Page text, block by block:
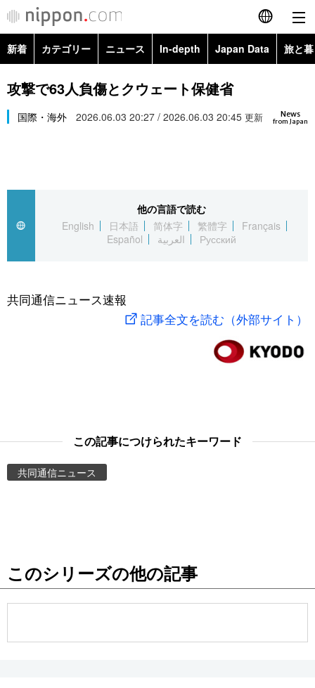
English
简体字
繁體字
العربية
社会
旅と暮らし
東京
新着 カテゴリー ニュース In-depth Japan Data 旅と
政治・外交
経済・ビジネス
社会
文化
科学・技術
暮らし
Images
お知らせ
攻撃で63人負傷とクウェート保健省
News
from Japan
国際・海外 2026.06.03 20:27 / 2026.06.03 20:45 更新
他の言語で読む
English
日本語 简体字 繁體字
Français
Español
العربية Русский
共同通信ニュース速報
記事全文を読む（外部サイト）
この記事につけられたキーワード
共同通信ニュース
このシリーズの他の記事